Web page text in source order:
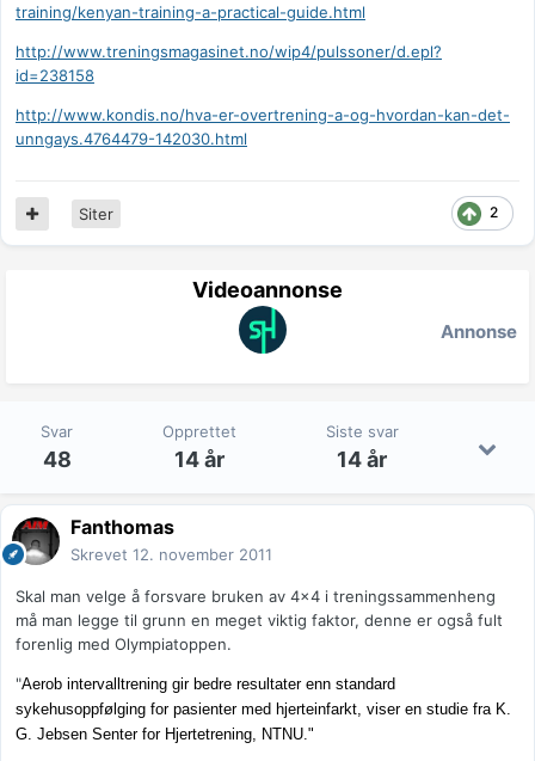
training/kenyan-training-a-practical-guide.html
http://www.treningsmagasinet.no/wip4/pulssoner/d.epl?
id=238158
http://www.kondis.no/hva-er-overtrening-a-og-hvordan-kan-det-
unngays.4764479-142030.html
2
Siter
Videoannonse
Annonse
Svar
48
Opprettet
14 år
Siste svar
14 år
Fanthomas
Skrevet 12. november 2011
Skal man velge å forsvare bruken av 4x4 i treningssammenheng
må man legge til grunn en meget viktig faktor, denne er også fult
forenlig med Olympiatoppen.
"Aerob intervalltrening gir bedre resultater enn standard
sykehusoppfølging for pasienter med hjerteinfarkt, viser en studie fra K.
G. Jebsen Senter for Hjertetrening, NTNU."